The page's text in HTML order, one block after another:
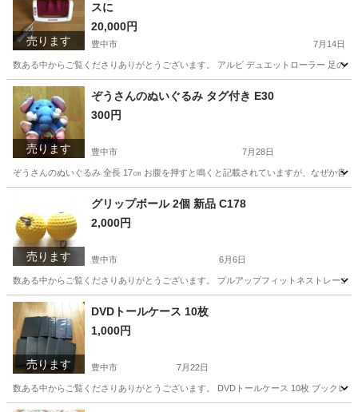
売ります
スに
20,000円
豊中市 7月14日
数ある中からご覧くださりありがとうございます。 アルビ デュエットローラー 足の
大阪 豊中市 生活家電 アルビ
売ります
ぞうさんのぬいぐるみ タグ付き E30
300円
豊中市 7月28日
ぞうさんのぬいぐるみ 全長 17㎝ お腹を押すと鳴くと記載されていますが、なぜか音
おもちゃ ぞうさん
売ります
グリップボール 2個 新品 C178
2,000円
豊中市 6月6日
数ある中からご覧くださりありがとうございます。 プルアップフィットネストレー
大阪 豊中市 フィットネス、トレーニング
売ります
DVDトールケース 10枚
1,000円
豊中市 7月22日
数ある中からご覧くださりありがとうございます。 DVDトールケース 10枚 ブックレ